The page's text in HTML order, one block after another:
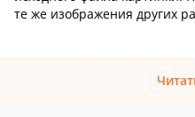
те же изображения других